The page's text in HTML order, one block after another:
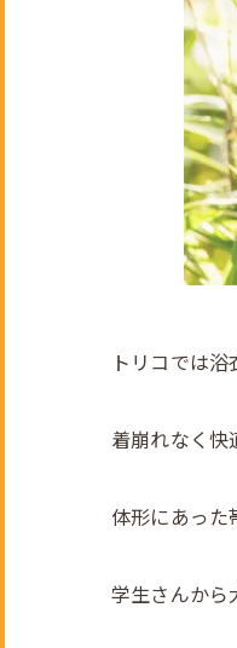
トリコでは浴
着崩れなく快
体形にあった
学生さんから